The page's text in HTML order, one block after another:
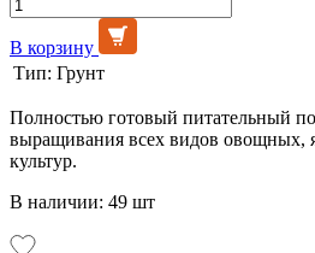
В корзину
Тип: Грунт
Полностью готовый питательный
выращивания всех видов овощных,
культур.
В наличии: 49 шт